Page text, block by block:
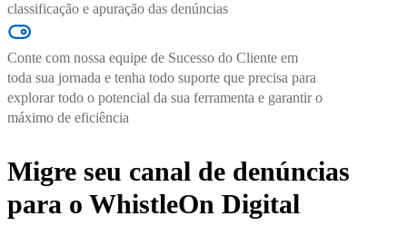
classificação e apuração das denúncias
Conte com nossa equipe de Sucesso do Cliente em
toda sua jornada e tenha todo suporte que precisa para
explorar todo o potencial da sua ferramenta e garantir o
máximo de eficiência
Migre seu canal de denúncias
para o WhistleOn Digital